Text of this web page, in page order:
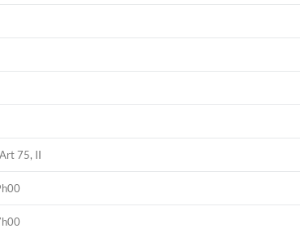
75, II